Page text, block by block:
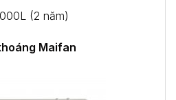
(2 năm)
Maifan